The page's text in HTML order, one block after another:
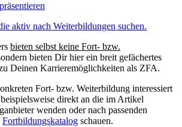
aktiv nach Weiterbildungen suchen.
bieten selbst keine Fort- bzw.
bieten Dir hier ein breit gefächertes
Deinen Karrieremöglichkeiten als ZFA.
Fort- bzw. Weiterbildung interessiert
direkt an die im Artikel
wenden oder nach passenden
Fortbildungskatalog schauen.